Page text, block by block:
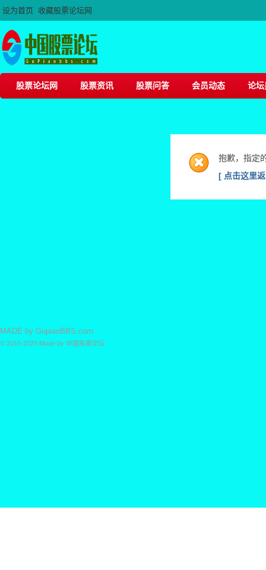
设为首页 收藏股票论坛网
股票论坛网 股票资讯 股票问答 会员动态 论坛
抱歉，指定
[ 点击这里
MADE by GupiaoBBS.com
© 2015-2025 Made by 中国股票论坛